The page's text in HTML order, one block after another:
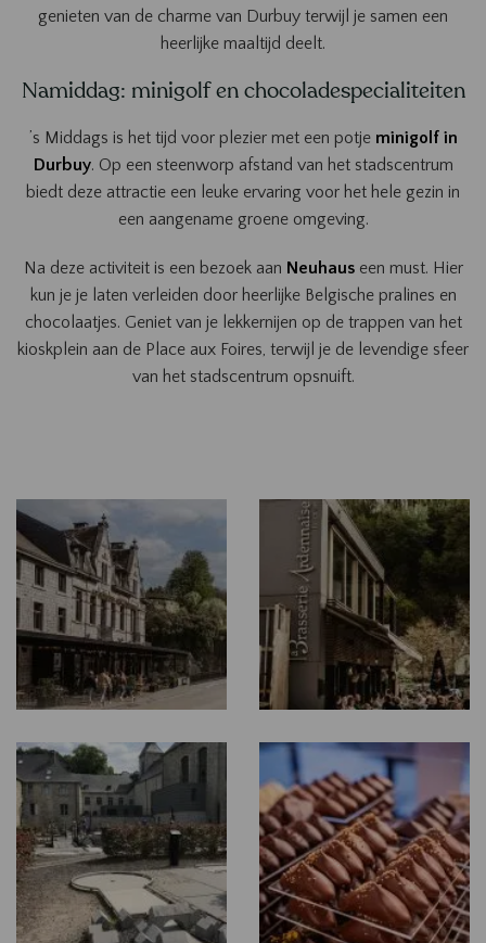
genieten van de charme van Durbuy terwijl je samen een
heerlijke maaltijd deelt.
Namiddag: minigolf en chocoladespecialiteiten
’s Middags is het tijd voor plezier met een potjeminigolf in
Durbuy. Op een steenworp afstand van het stadscentrum
biedt deze attractie een leuke ervaring voor het hele gezin in
een aangename groene omgeving.
Na deze activiteit is een bezoek aan Neuhauseen must. Hier
kun je je laten verleiden door heerlijke Belgische pralines en
chocolaatjes. Geniet van je lekkernijen op de trappen van het
kioskplein aan de Place aux Foires, terwijl je de levendige sfeer
van het stadscentrum opsnuift.